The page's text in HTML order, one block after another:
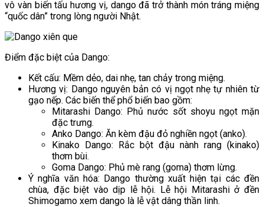
vô vàn biến tấu hương vị, dango đã trở thành món tráng miệng
“quốc dân” trong lòng người Nhật.
Điểm đặc biệt của Dango:
Kết cấu: Mềm dẻo, dai nhẹ, tan chảy trong miệng.
Hương vị: Dango nguyên bản có vị ngọt nhẹ tự nhiên từ
gạo nếp. Các biến thể phổ biến bao gồm:
Mitarashi Dango: Phủ nước sốt shoyu ngọt mặn
đặc trưng.
Anko Dango: Ăn kèm đậu đỏ nghiền ngọt (anko).
Kinako Dango: Rắc bột đậu nành rang (kinako)
thơm bùi.
Goma Dango: Phủ mè rang (goma) thơm lừng.
Ý nghĩa văn hóa: Dango thường xuất hiện tại các đền
chùa, đặc biệt vào dịp lễ hội. Lễ hội Mitarashi ở đền
Shimogamo xem dango là lễ vật dâng thần linh.